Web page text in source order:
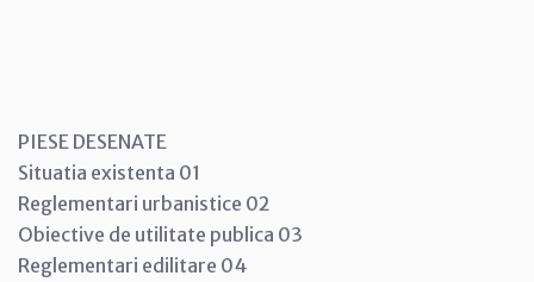
PIESE DESENATE
Situatia existenta 01
Reglementari urbanistice 02
Obiective de utilitate publica 03
Reglementari edilitare 04